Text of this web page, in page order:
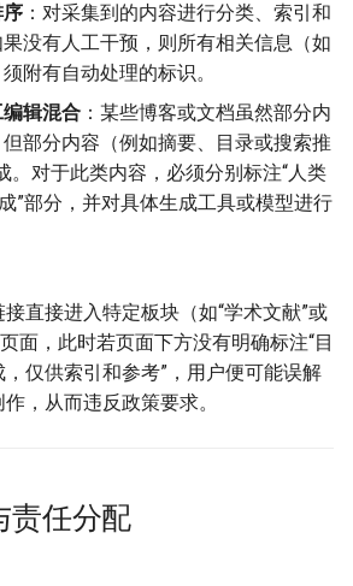
序 ：对采集到的内容进行分类、索引和
没有人工干预，则所有相关信息（如
附有自动处理的标识。
辑混合 ：某些博客或文档虽然部分内
部分内容（例如摘要、目录或搜索推
。对于此类内容，必须分别标注“人类
”部分，并对具体生成工具或模型进行
直接进入特定板块（如“学术文献”或
面，此时若页面下方没有明确标注“目
仅供索引和参考”，用户便可能误解
，从而违反政策要求。
责任分配